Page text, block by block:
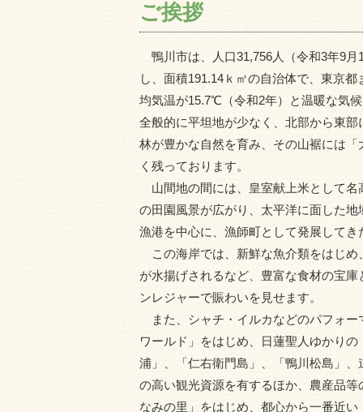
ご挨拶
鴨川市は、人口31,756人（令和3年9
し、面積191.14ｋ㎡の自治体で、東京
均気温が15.7℃（令和2年）と温暖な気
全般的に平坦地が少なく、北部から東
林が豊かな自然を育み、その山裾には
く残っております。
山間地の間には、皇室献上米として名
の田園風景が広がり、太平洋に面した
漁港を中心に、漁師町として発展して
この海岸では、新鮮な魚介類をはじめ
が水揚げされるなど、豊富な食材の宝
ンレジャーで賑わいを見せます。
また、シャチ・イルカなどのパフォー
ワールド」をはじめ、日蓮聖人ゆかり
浦」、「仁右衛門島」、「鴨川松島」
の高い観光資源を有するほか、農産品
なみの里」をはじめ、都心から一番近